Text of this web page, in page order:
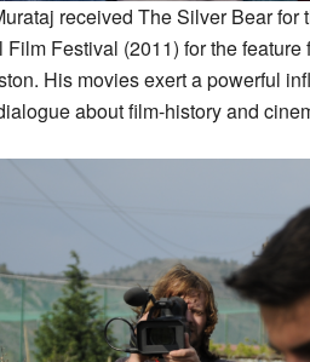
received The Silver Bear
Film Festival (2011) for the
His movies exert a powerful
about film-history and